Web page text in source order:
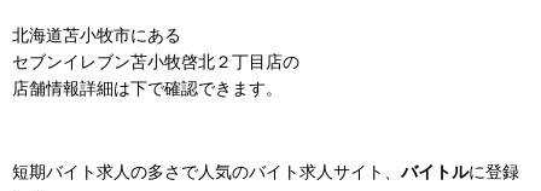
北海道苫小牧市にある
セブンイレブン苫小牧啓北２丁目店の
店舗情報詳細は下で確認できます。
短期バイト求人の多さで人気のバイト求人サイト、 バイトルに登録